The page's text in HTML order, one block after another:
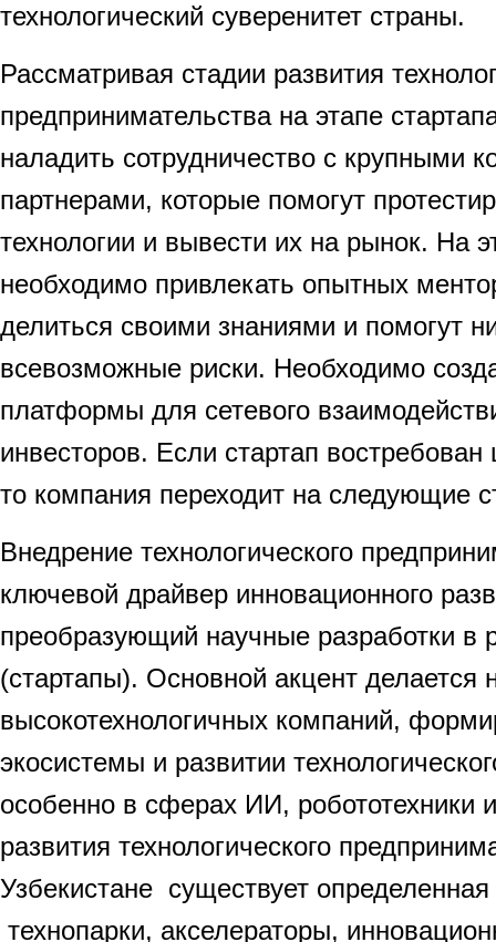
технологический суверенитет страны.
Рассматривая стадии развития
предпринимательства на этапе
наладить сотрудничество с крупными
партнерами, которые помогут
технологии и вывести их на рынок. На
необходимо привлекать опытных
делиться своими знаниями и помогут
всевозможные риски. Необходимо
платформы для сетевого
инвесторов. Если стартап
то компания переходит на следующие
Внедрение технологического
ключевой драйвер инновационного
преобразующий научные разработки в
(стартапы). Основной акцент делается
высокотехнологичных компаний,
экосистемы и развитии
особенно в сферах ИИ, робототехники
развития технологического
Узбекистане существует
технопарки, акселераторы,